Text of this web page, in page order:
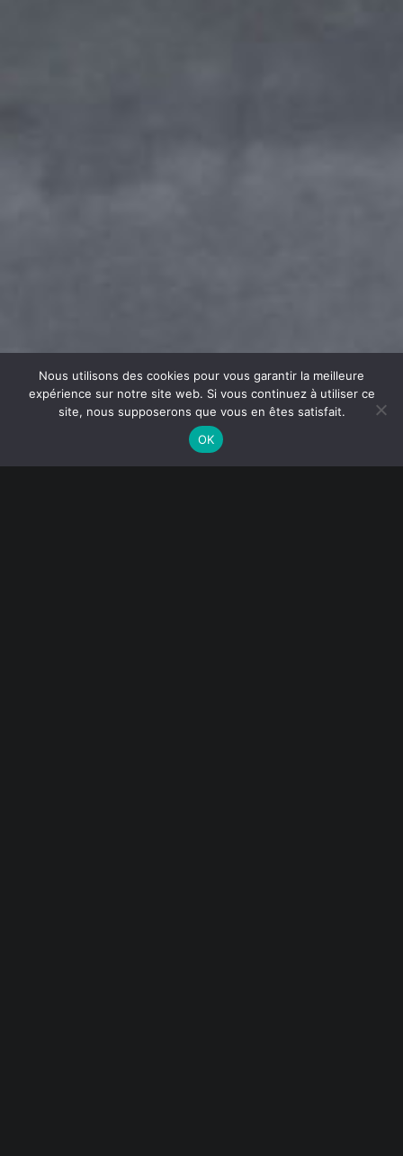
New era of smart
inspection
Nous utilisons des cookies pour vous garantir la meilleure
expérience sur notre site web. Si vous continuez à utiliser ce
site, nous supposerons que vous en êtes satisfait.
OK